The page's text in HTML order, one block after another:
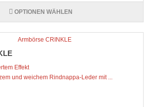
OPTIONEN WÄHLEN
Effekt
und weichem Rindnappa-Leder mit ...